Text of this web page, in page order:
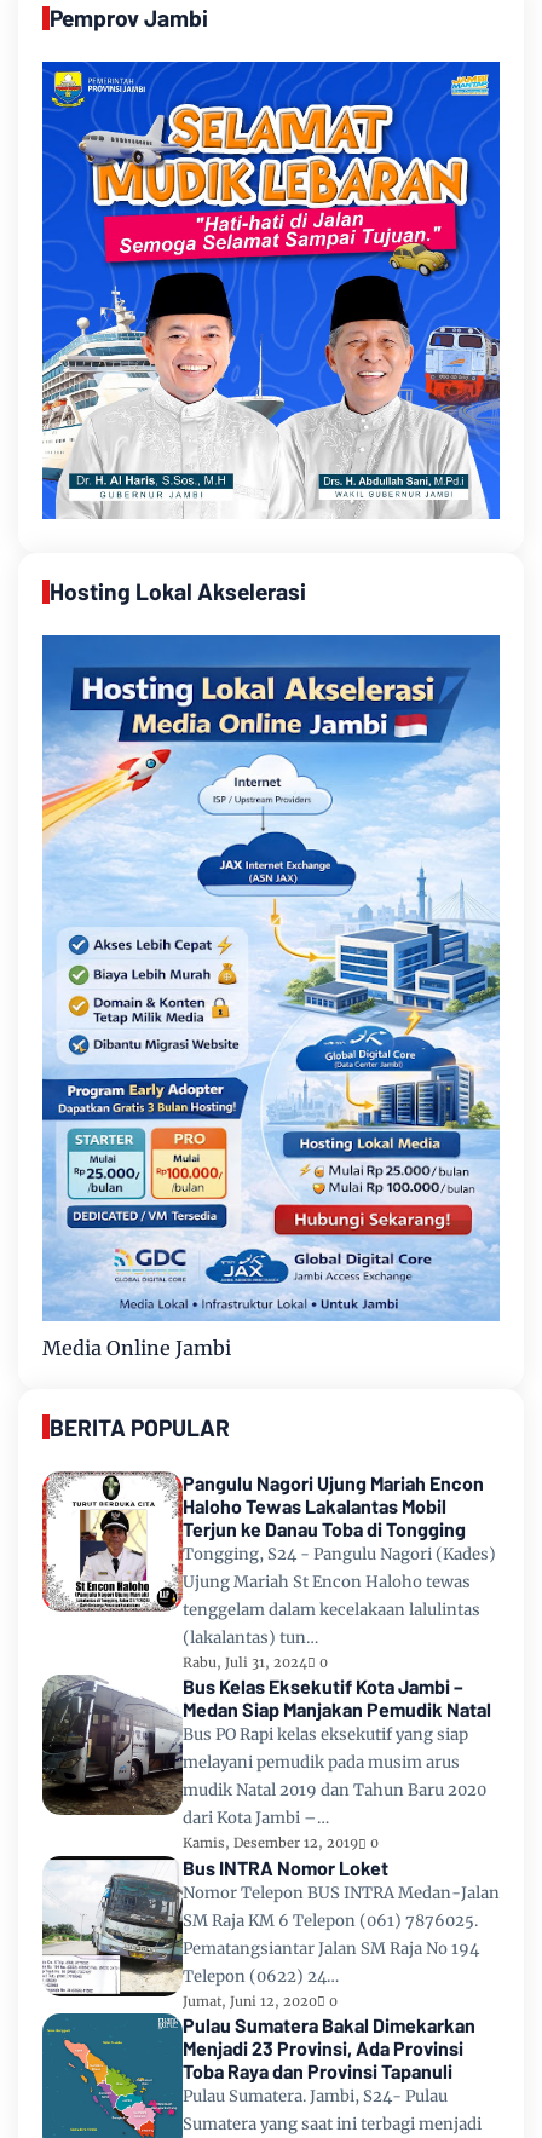
Pemprov Jambi
Hosting Lokal Akselerasi
Media Online Jambi
BERITA POPULAR
Pangulu Nagori Ujung Mariah Encon
Haloho Tewas Lakalantas Mobil
Terjun ke Danau Toba di Tongging
Tongging, S24 - Pangulu Nagori (Kades)
Ujung Mariah St Encon Haloho tewas
tenggelam dalam kecelakaan lalulintas
(lakalantas) tun…
Rabu, Juli 31, 2024 0
Bus Kelas Eksekutif Kota Jambi –
Medan Siap Manjakan Pemudik Natal
Bus PO Rapi kelas eksekutif yang siap
melayani pemudik pada musim arus
mudik Natal 2019 dan Tahun Baru 2020
dari Kota Jambi –…
Kamis, Desember 12, 2019 0
Bus INTRA Nomor Loket
Nomor Telepon BUS INTRA Medan-Jalan
SM Raja KM 6 Telepon (061) 7876025.
Pematangsiantar Jalan SM Raja No 194
Telepon (0622) 24…
Jumat, Juni 12, 2020 0
Pulau Sumatera Bakal Dimekarkan
Menjadi 23 Provinsi, Ada Provinsi
Toba Raya dan Provinsi Tapanuli
Pulau Sumatera. Jambi, S24- Pulau
Sumatera yang saat ini terbagi menjadi